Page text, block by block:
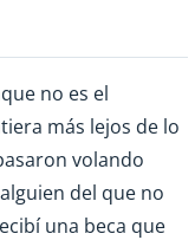
no es el
más lejos de lo
volando
del que no
una beca que